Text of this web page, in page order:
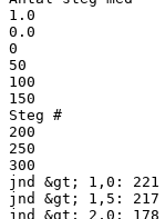
1.0
0.0
0
50
100
150
Steg #
200
250
300
jnd &gt; 1,0: 221
jnd &gt; 1,5: 217
jnd &gt; 2,0: 178